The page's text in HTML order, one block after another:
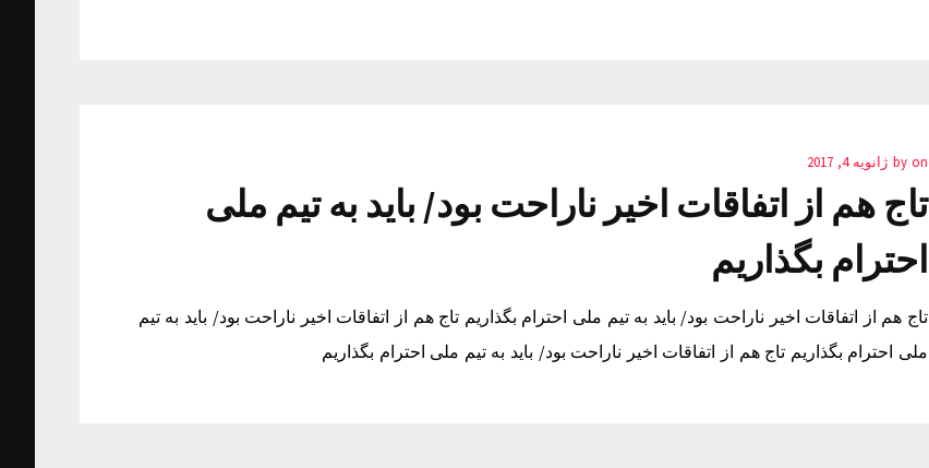
by on ژانویه 4, 2017
تاج هم از اتفاقات اخیر ناراحت بود/ باید به تیم ملی
احترام بگذاریم
تاج هم از اتفاقات اخیر ناراحت بود/ باید به تیم ملی احترام بگذاریم تاج هم از اتفاقات اخیر ناراحت بود/ باید به تیم
ملی احترام بگذاریم تاج هم از اتفاقات اخیر ناراحت بود/ باید به تیم ملی احترام بگذاریم